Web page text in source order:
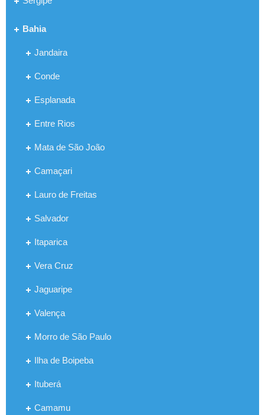
Bahia
Jandaira
Conde
Esplanada
Entre Rios
Mata de São João
Camaçari
Lauro de Freitas
Salvador
Itaparica
Vera Cruz
Jaguaripe
Valença
Morro de São Paulo
Ilha de Boipeba
Ituberá
Camamu